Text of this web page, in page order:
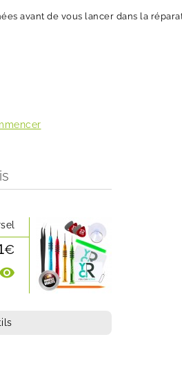
avant de vous lancer dans la
€
visibility